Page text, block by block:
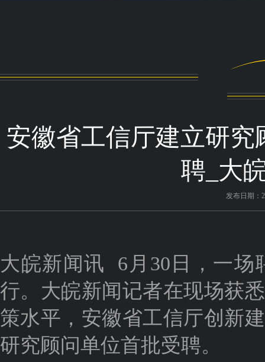
安徽省工信厅建立研
聘_大
发布日期：
大皖新闻讯 6月30日，一场
行。大皖新闻记者在现场获
策水平，安徽省工信厅创新
研究顾问单位首批受聘。